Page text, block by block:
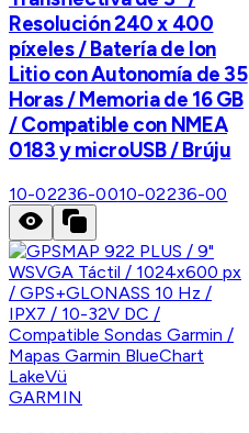
Resolución 240 x 400
píxeles / Batería de Ion
Litio con Autonomía de 35
Horas / Memoria de 16 GB
/ Compatible con NMEA
0183 y microUSB / Brúju
10-02236-0010-02236-00
GARMIN